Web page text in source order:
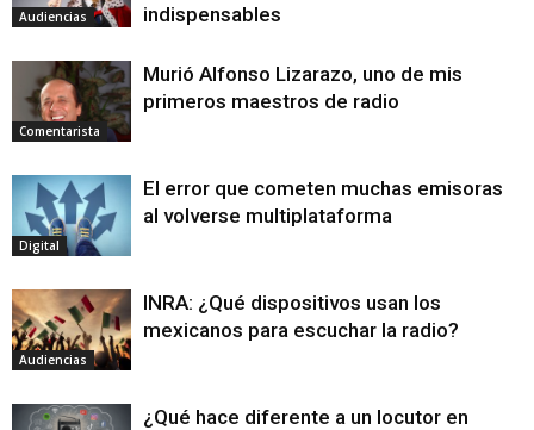
Audiencias
indispensables
Comentarista
Murió Alfonso Lizarazo, uno de mis
primeros maestros de radio
Digital
El error que cometen muchas emisoras
al volverse multiplataforma
Audiencias
INRA: ¿Qué dispositivos usan los
mexicanos para escuchar la radio?
¿Qué hace diferente a un locutor en